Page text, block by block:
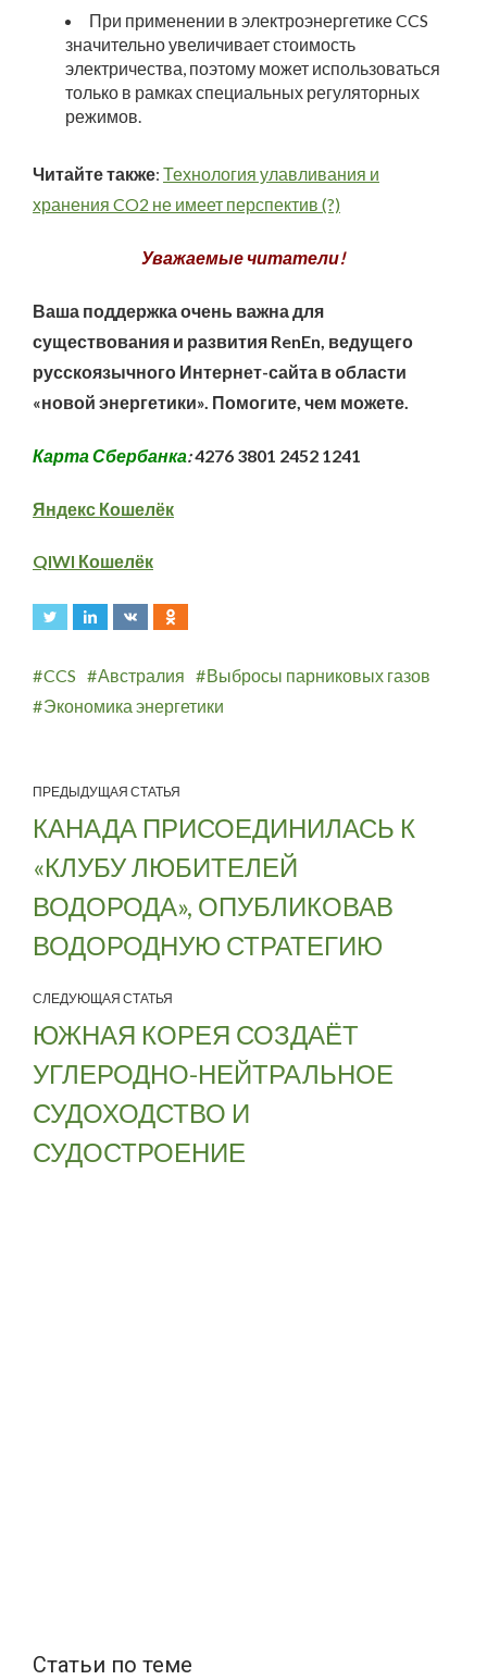
При применении в электроэнергетике CCS
значительно увеличивает стоимость
электричества, поэтому может использоваться
только в рамках специальных регуляторных
режимов.
Читайте также: Технология улавливания и
хранения CO2 не имеет перспектив (?)
Уважаемые читатели!
Ваша поддержка очень важна для
существования и развития RenEn, ведущего
русскоязычного Интернет-сайта в области
«новой энергетики». Помогите, чем можете.
Карта Сбербанка:4276 3801 2452 1241
Яндекс Кошелёк
QIWI Кошелёк
CCS Австралия
Выбросы парниковых газов
Экономика энергетики
ПРЕДЫДУЩАЯ СТАТЬЯ
КАНАДА ПРИСОЕДИНИЛАСЬ К
«КЛУБУ ЛЮБИТЕЛЕЙ
ВОДОРОДА», ОПУБЛИКОВАВ
ВОДОРОДНУЮ СТРАТЕГИЮ
СЛЕДУЮЩАЯ СТАТЬЯ
ЮЖНАЯ КОРЕЯ СОЗДАЁТ
УГЛЕРОДНО-НЕЙТРАЛЬНОЕ
СУДОХОДСТВО И
СУДОСТРОЕНИЕ
Статьи по теме